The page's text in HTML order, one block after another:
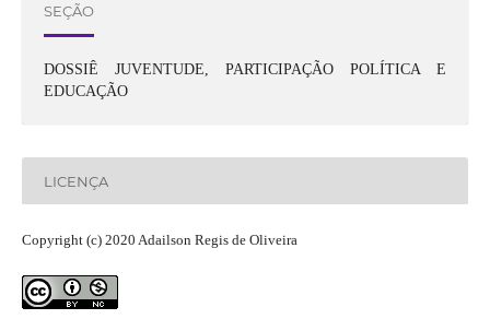
SEÇÃO
DOSSIÊ JUVENTUDE, PARTICIPAÇÃO POLÍTICA E
EDUCAÇÃO
LICENÇA
Copyright (c) 2020 Adailson Regis de Oliveira